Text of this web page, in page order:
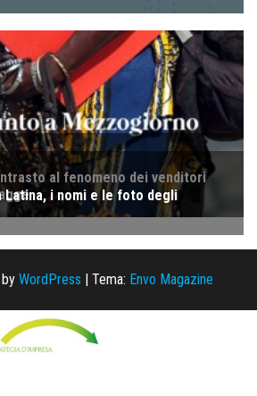
WordPress | Tema: Envo Magazine